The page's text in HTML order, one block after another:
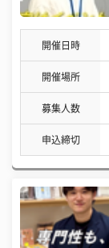
開催日時
開催場所
募集人数
申込締切